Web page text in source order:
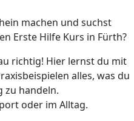
machen und suchst
Erste Hilfe Kurs in Fürth?
richtig! Hier lernst du mit
alles, was du
zu handeln.
oder im Alltag.